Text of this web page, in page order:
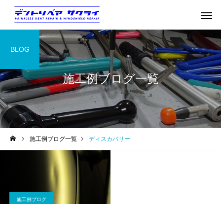
施工例ブログ一覧
BLOG
施工例ブログ一覧 ディスカバリー
施工例ブログ